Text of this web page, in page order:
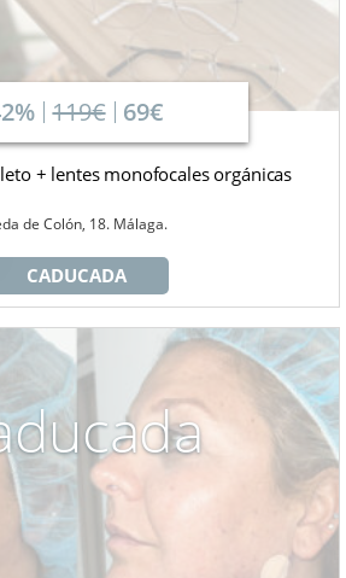
119€ 69€
+ lentes monofocales orgánicas
de Colón, 18. Málaga.
CADUCADA